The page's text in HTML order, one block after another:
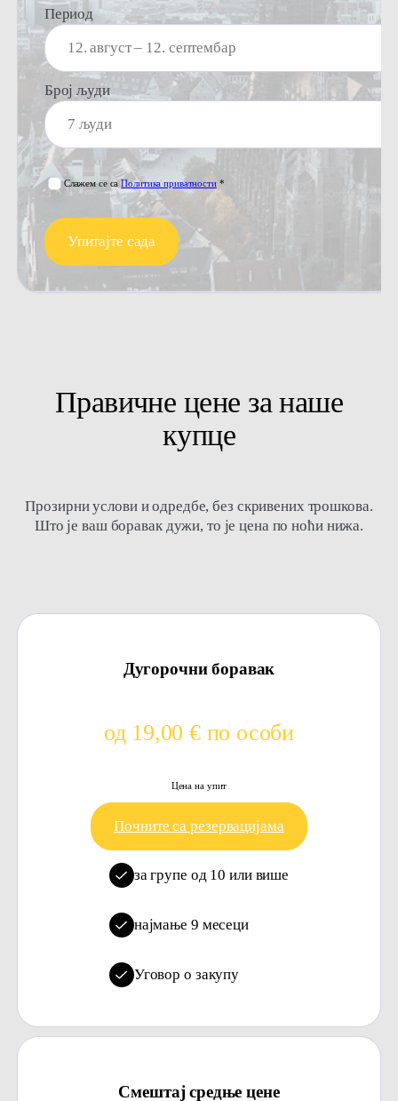
Период
Број људи
Слажем се саПолитика приватности*
Упитајте сада
Правичне цене за наше
купце
Прозирни услови и одредбе, без скривених трошкова.
Што је ваш боравак дужи, то је цена по ноћи нижа.
Дугорочни боравак
од 19,00 € по особи
Цена на упит
Почните са резервацијама
за групе од 10 или више
најмање 9 месеци
Уговор о закупу
Смештај средње цене